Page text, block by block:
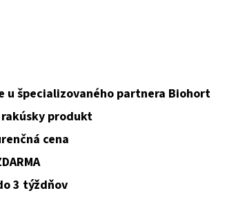
u špecializovaného partnera Biohort
produkt
cena
3 týždňov